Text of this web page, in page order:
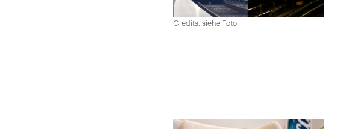
Credits: siehe Foto